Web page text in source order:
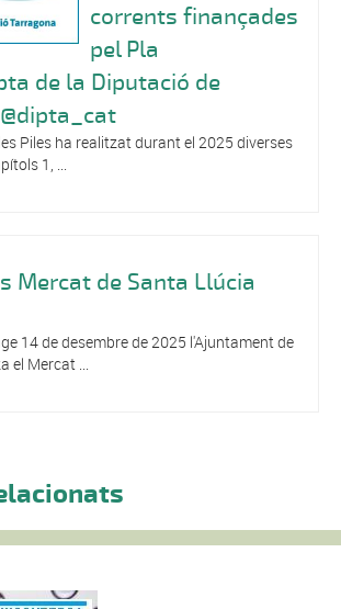
corrents finançades
pel Pla
de la Diputació de
Piles ha realitzat durant el 2025 diverses
1, ...
Mercat de Santa Llúcia
14 de desembre de 2025 l'Ajuntament de
el Mercat ...